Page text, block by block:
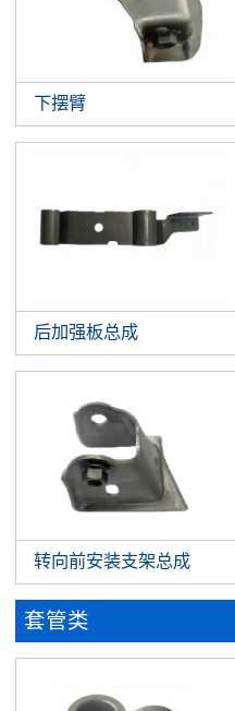
下摆臂
后加强板总成
转向前安装支架总成
套管类